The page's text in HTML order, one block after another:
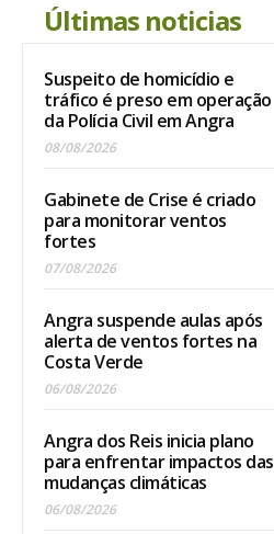
Últimas noticias
Suspeito de homicídio e
tráfico é preso em operação
da Polícia Civil em Angra
08/08/2026
Gabinete de Crise é criado
para monitorar ventos
fortes
07/08/2026
Angra suspende aulas após
alerta de ventos fortes na
Costa Verde
06/08/2026
Angra dos Reis inicia plano
para enfrentar impactos das
mudanças climáticas
06/08/2026